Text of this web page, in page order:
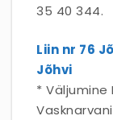
35 40 344.
Liin nr 76
Jõhvi
* Väljumine